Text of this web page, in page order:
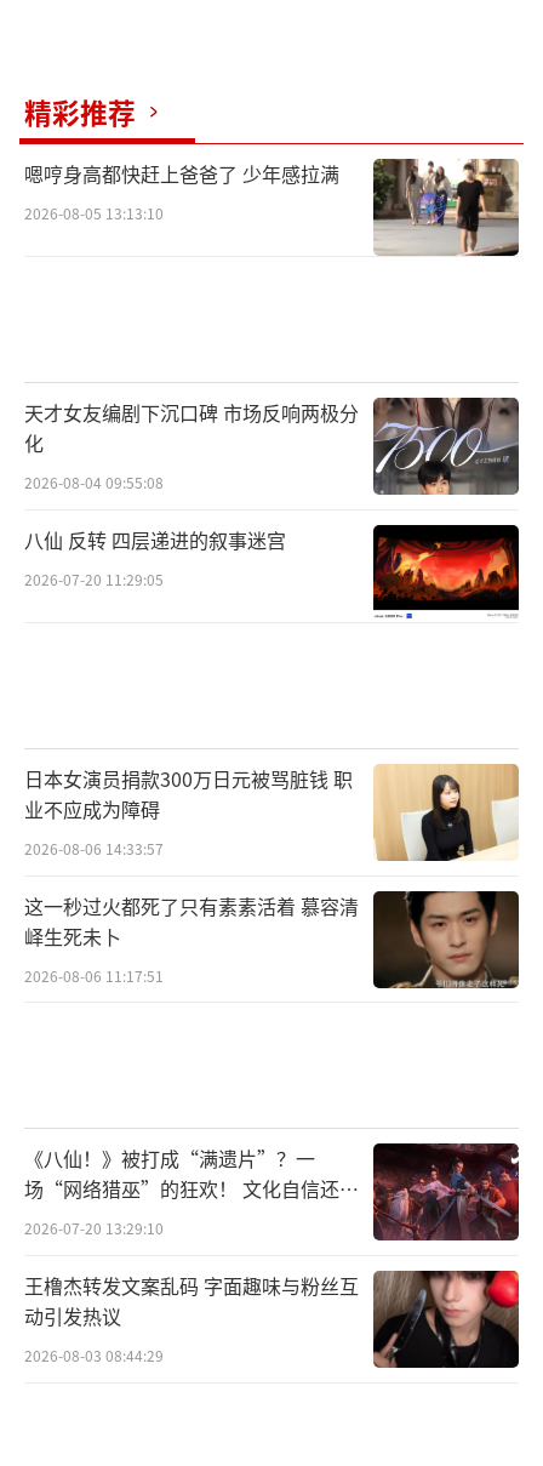
深、龚琳娜早年已深度参与家乡推广，非短期
代言；通过音乐、综艺、影视等多载体渗透大
众生活场景。当“周深的歌声”成为贵州山水
的最佳BGM，“龚琳娜的侗歌课堂”打开非遗
新认知，“毛晓彤的故事”勾勒黔地烟火气，
882）
精彩推荐
嗯哼身高都快赶上爸爸了 少年感拉满
2026-08-05 13:13:10
天才女友编剧下沉口碑 市场反响两极分
化
2026-08-04 09:55:08
八仙 反转 四层递进的叙事迷宫
2026-07-20 11:29:05
日本女演员捐款300万日元被骂脏钱 职
业不应成为障碍
2026-08-06 14:33:57
这一秒过火都死了只有素素活着 慕容清
峄生死未卜
2026-08-06 11:17:51
《八仙！》被打成“满遗片”？一
场“网络猎巫”的狂欢！ 文化自信还是
焦虑？
2026-07-20 13:29:10
王橹杰转发文案乱码 字面趣味与粉丝互
动引发热议
2026-08-03 08:44:29